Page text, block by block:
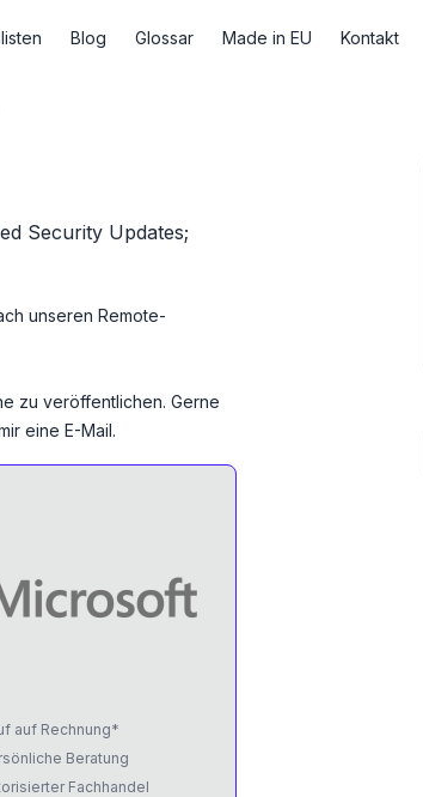
Blog Glossar Made in EU Kontakt
Security Updates;
unseren Remote-
zu veröffentlichen. Gerne
eine E-Mail.
auf Rechnung*
Beratung
Fachhandel